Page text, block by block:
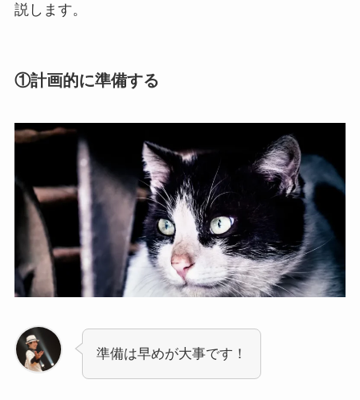
説します。
①計画的に準備する
準備は早めが大事です！